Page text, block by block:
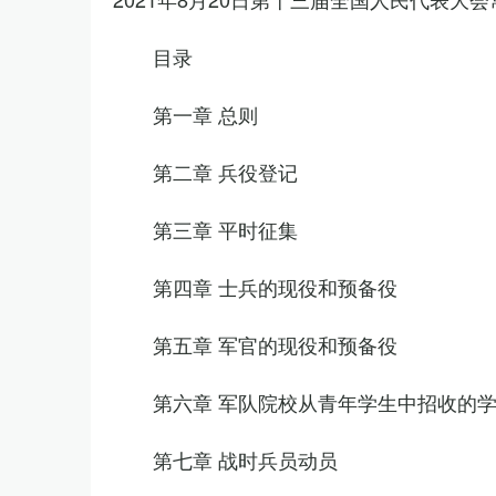
目录
第一章 总则
第二章 兵役登记
第三章 平时征集
第四章 士兵的现役和预备役
第五章 军官的现役和预备役
第六章 军队院校从青年学生中招收的
第七章 战时兵员动员